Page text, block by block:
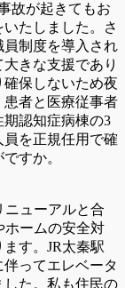
故が起きてもお
たしました。さ
員制度を導入され
きな支援であり
保しないため夜
者と医療従事者
認知症病棟の3
を正規任用で確
すか。
ューアルと合
ホームの安全対
す。JR太秦駅
ってエレベータ
た。私も住民の